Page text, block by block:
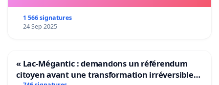
1 566 signatures
24 Sep 2025
« Lac-Mégantic : demandons un référendum
citoyen avant une transformation irréversible